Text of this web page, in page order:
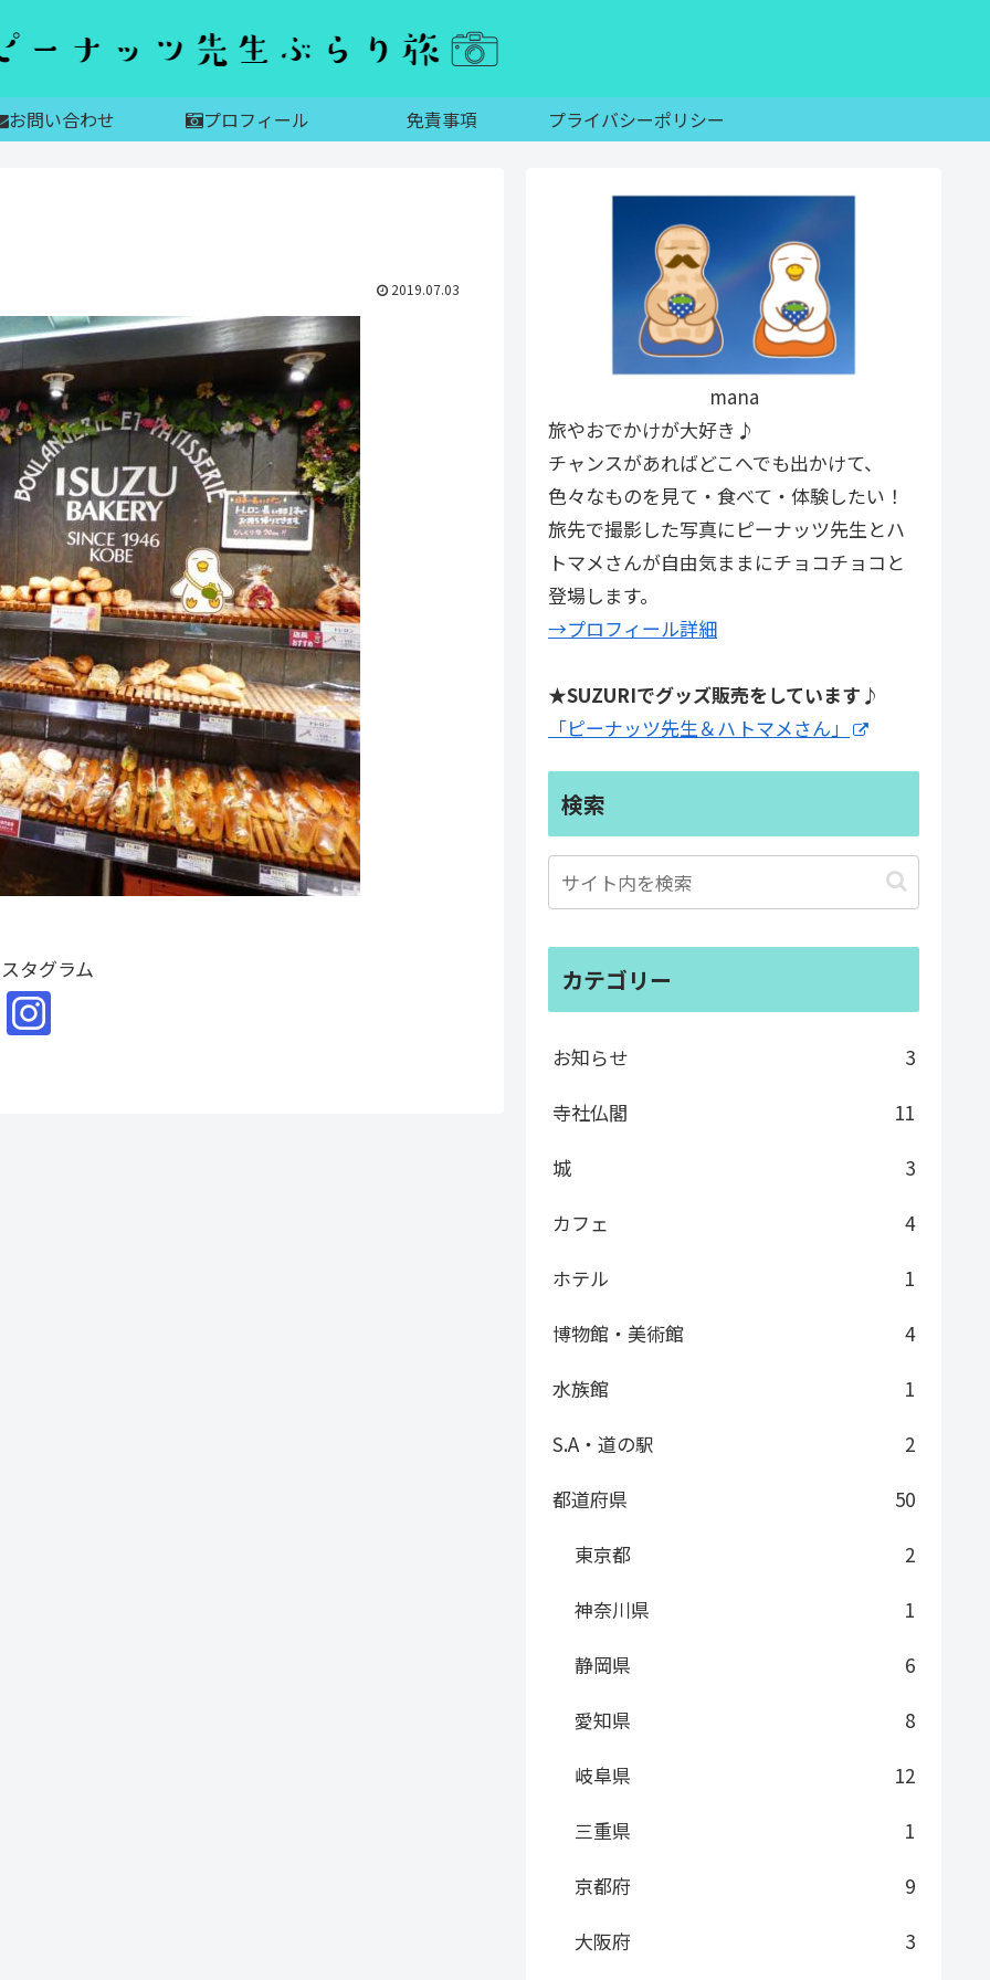
お問い合わせ プロフィール 免責事項 プライバシーポリシー
2019.07.03
タグラム
mana
旅やおでかけが大好き♪
チャンスがあればどこへでも出かけて、
色々なものを見て・食べて・体験したい！
旅先で撮影した写真にピーナッツ先生とハ
トマメさんが自由気ままにチョコチョコと
登場します。
→プロフィール詳細
★SUZURIでグッズ販売をしています♪
「ピーナッツ先生＆ハトマメさん」
検索
カテゴリー
お知らせ
3
寺社仏閣
11
城
3
カフェ
4
ホテル
1
博物館・美術館
4
水族館
1
S.A・道の駅
2
都道府県
50
東京都
2
神奈川県
1
静岡県
6
愛知県
8
岐阜県
12
三重県
1
京都府
9
大阪府
3